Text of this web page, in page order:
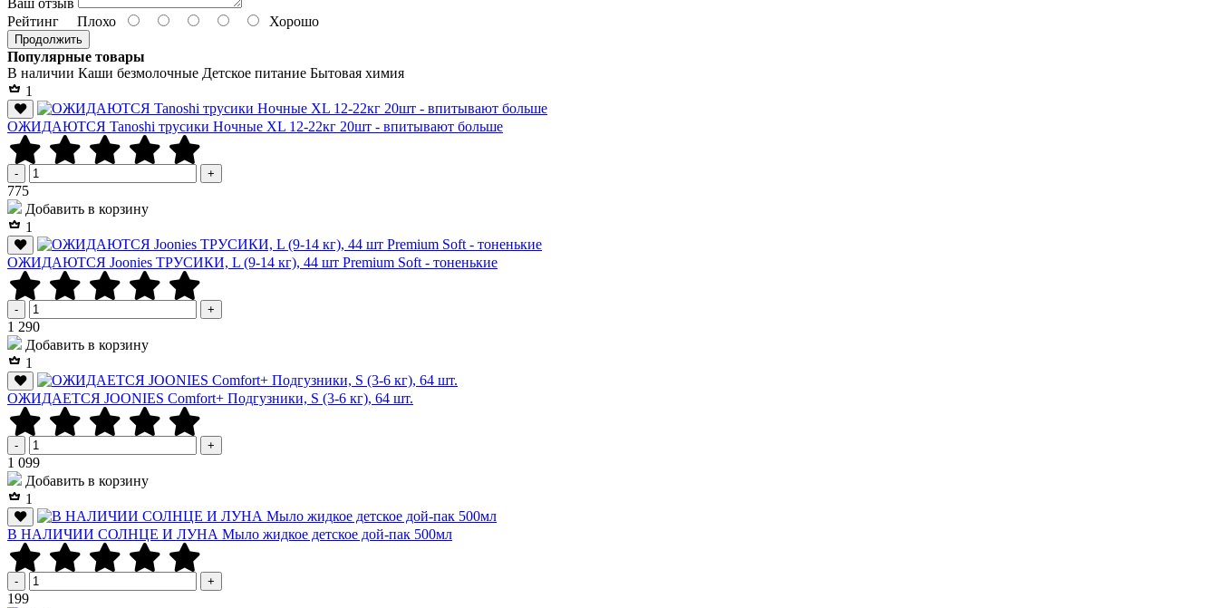
Ваш отзыв
Рейтинг Плохо Хорошо
Продолжить
Популярные товары
В наличии Каши безмолочные Детское питание Бытовая химия
1
ОЖИДАЮТСЯ Tanoshi трусики Ночные XL 12-22кг 20шт - впитывают больше
- +
775Р
Добавить в корзину
1
ОЖИДАЮТСЯ Joonies ТРУСИКИ, L (9-14 кг), 44 шт Premium Soft - тоненькие
- +
1 290Р
Добавить в корзину
1
ОЖИДАЕТСЯ JOONIES Comfort+ Подгузники, S (3-6 кг), 64 шт.
- +
1 099Р
Добавить в корзину
1
В НАЛИЧИИ СОЛНЦЕ И ЛУНА Мыло жидкое детское дой-пак 500мл
- +
199Р